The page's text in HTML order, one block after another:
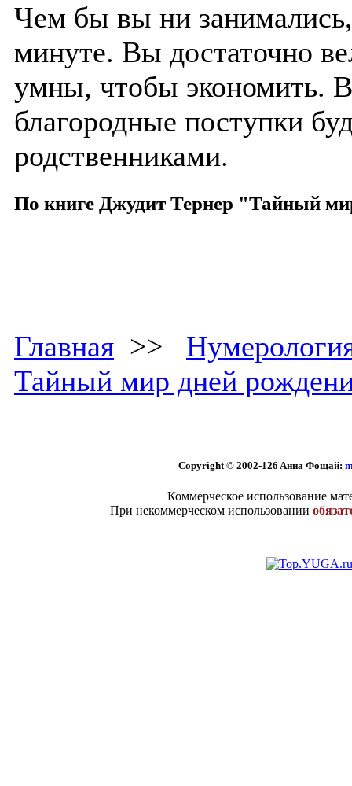
Чем бы вы ни
минуте. Вы достаточно
умны, чтобы экономить.
благородные поступки
родственниками.
По книге Джудит Тернер "Тайный
Главная >>
Тайный мир дней
Copyright © 2002-126 Aннa Фoщaй:
Коммерческое использование
При некоммерческом использовании